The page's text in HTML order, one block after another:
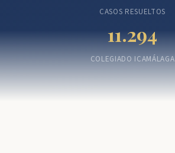
CASOS RESUELTOS
11.294
COLEGIADO ICAMÁLAGA